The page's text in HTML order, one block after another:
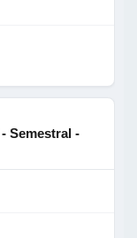
Semestral -